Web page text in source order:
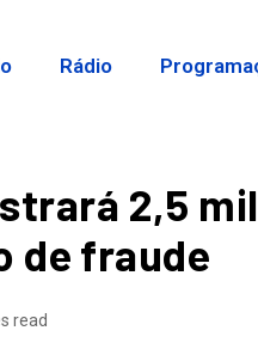
Rádio
2,5
de fraude
read